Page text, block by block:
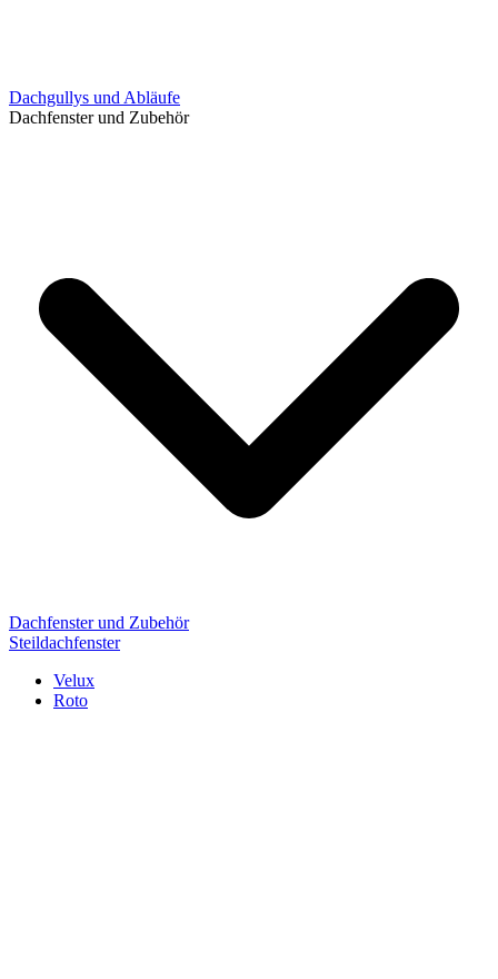
Dachgullys und Abläufe
Dachfenster und Zubehör
Dachfenster und Zubehör
Steildachfenster
Velux
Roto